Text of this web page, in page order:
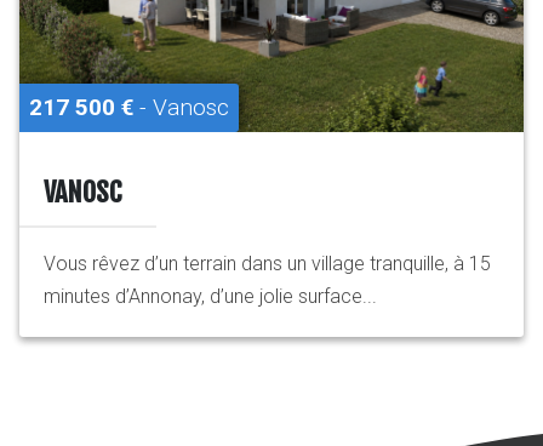
217 500 € - Vanosc
VANOSC
Vous rêvez d’un terrain dans un village tranquille, à 15
minutes d’Annonay, d’une jolie surface...